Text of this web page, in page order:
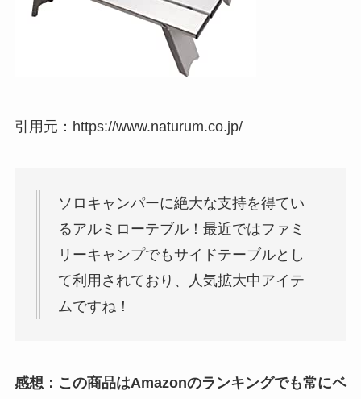
引用元：https://www.naturum.co.jp/
ソロキャンパーに絶大な支持を得てい
るアルミローテブル！最近ではファミ
リーキャンプでもサイドテーブルとし
て利用されており、人気拡大中アイテ
ムですね！
感想：この商品はAmazonのランキングでも常にベ